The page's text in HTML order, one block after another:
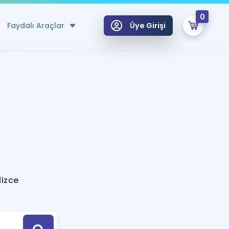
Faydalı Araçlar
Hesaplama Aracı
için Öneriler
Tek Takvimde
Üye Girişi
0